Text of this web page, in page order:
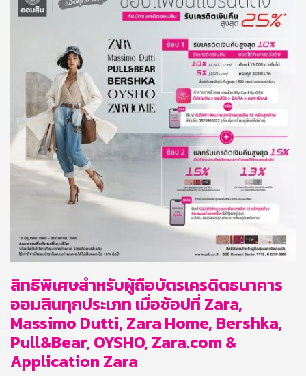
TH
EN
GSB Society
สิทธิพิเศษสำหรับผู้ถือบัตรเครดิตธนาคาร
ออมสินทุกประเภท เมื่อช้อปที่ Zara,
Massimo Dutti, Zara Home, Bershka,
Pull&Bear, OYSHO, Zara.com &
Application Zara